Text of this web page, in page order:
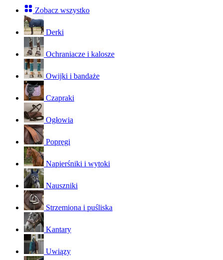
Zobacz wszystko
Derki
Ochraniacze i kalosze
Owijki i bandaże
Czapraki
Ogłowia
Popręgi
Napierśniki i wytoki
Nauszniki
Strzemiona i puśliska
Kantary
Uwiązy